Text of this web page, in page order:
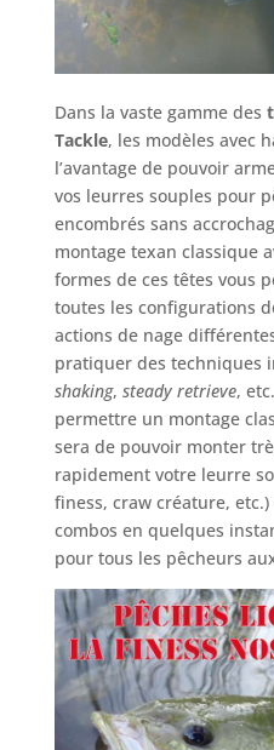
Dans la vaste gamme des
Tackle, les modèles avec
l’avantage de pouvoir
vos leurres souples pour
encombrés sans
montage texan classique
formes de ces têtes vous
toutes les configurations
actions de nage
pratiquer des techniques
shaking, steady retrieve,
permettre un montage
sera de pouvoir monter
rapidement votre leurre
finess, craw créature,
combos en quelques
pour tous les pêcheurs